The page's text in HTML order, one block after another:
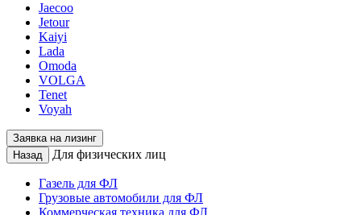
Jaecoo
Jetour
Kaiyi
Lada
Omoda
VOLGA
Tenet
Voyah
Заявка на лизинг
Назад
Для физических лиц
Газель для ФЛ
Грузовые автомобили для ФЛ